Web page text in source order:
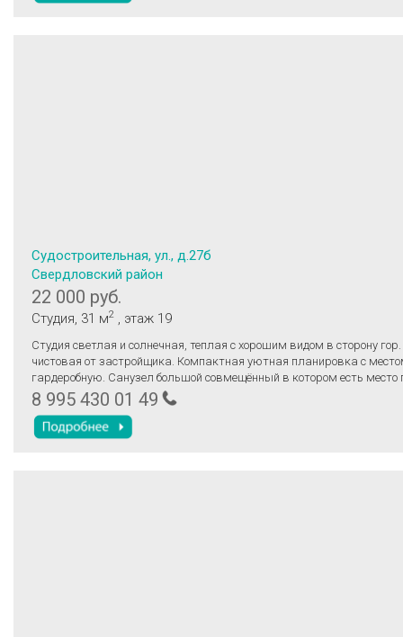
Судостроительная, ул., д.27б
Свердловский район
22 000 руб.
Студия, 31 м2 , этаж 19
Студия свeтлая и солнечная, теплая c xоpошим видом в сторону
чистовая от застройщика. Компактная уютная планировка с
гардеробную. Санузел большой совмещённый в котором есть место
стиральную машинку.
8 995 430 01 49